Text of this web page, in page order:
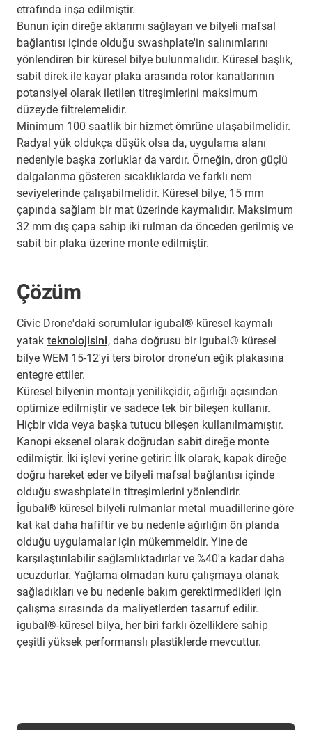
etrafında inşa edilmiştir.
Bunun için direğe aktarımı sağlayan ve bilyeli mafsal
bağlantısı içinde olduğu swashplate'in salınımlarını
yönlendiren bir küresel bilye bulunmalıdır. Küresel başlık,
sabit direk ile kayar plaka arasında rotor kanatlarının
potansiyel olarak iletilen titreşimlerini maksimum
düzeyde filtrelemelidir.
Minimum 100 saatlik bir hizmet ömrüne ulaşabilmelidir.
Radyal yük oldukça düşük olsa da, uygulama alanı
nedeniyle başka zorluklar da vardır. Örneğin, dron güçlü
dalgalanma gösteren sıcaklıklarda ve farklı nem
seviyelerinde çalışabilmelidir. Küresel bilye, 15 mm
çapında sağlam bir mat üzerinde kaymalıdır. Maksimum
32 mm dış çapa sahip iki rulman da önceden gerilmiş ve
sabit bir plaka üzerine monte edilmiştir.
Çözüm
Civic Drone'daki sorumlular igubal® küresel kaymalı
yatak teknolojisini, daha doğrusu bir igubal® küresel
bilye WEM 15-12'yi ters birotor drone'un eğik plakasına
entegre ettiler.
Küresel bilyenin montajı yenilikçidir, ağırlığı açısından
optimize edilmiştir ve sadece tek bir bileşen kullanır.
Hiçbir vida veya başka tutucu bileşen kullanılmamıştır.
Kanopi eksenel olarak doğrudan sabit direğe monte
edilmiştir. İki işlevi yerine getirir: İlk olarak, kapak direğe
doğru hareket eder ve bilyeli mafsal bağlantısı içinde
olduğu swashplate'in titreşimlerini yönlendirir.
İgubal® küresel bilyeli rulmanlar metal muadillerine göre
kat kat daha hafiftir ve bu nedenle ağırlığın ön planda
olduğu uygulamalar için mükemmeldir. Yine de
karşılaştırılabilir sağlamlıktadırlar ve %40'a kadar daha
ucuzdurlar. Yağlama olmadan kuru çalışmaya olanak
sağladıkları ve bu nedenle bakım gerektirmedikleri için
çalışma sırasında da maliyetlerden tasarruf edilir.
igubal®-küresel bilya, her biri farklı özelliklere sahip
çeşitli yüksek performanslı plastiklerde mevcuttur.